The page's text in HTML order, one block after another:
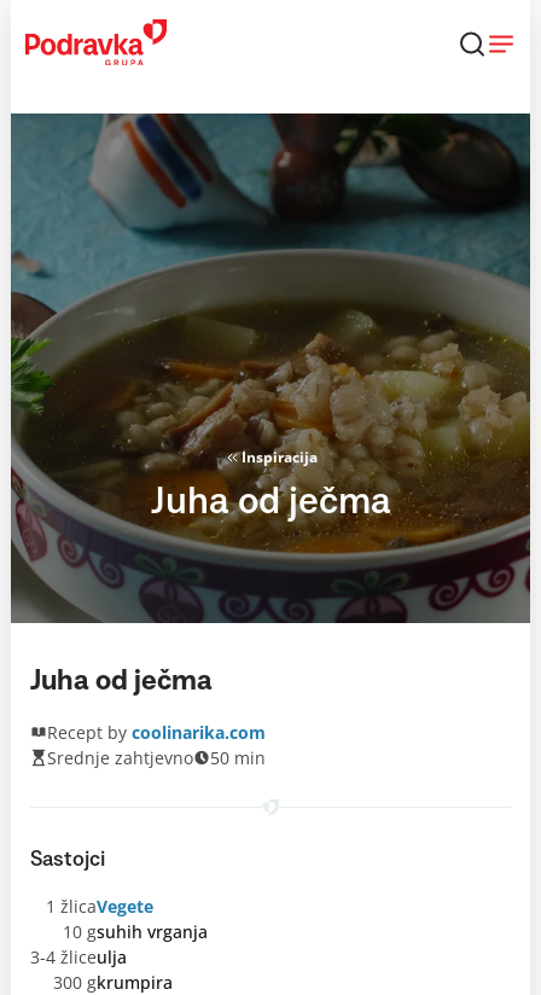
content
Inspiracija
Juha od ječma
Juha od ječma
Recept by coolinarika.com
Srednje zahtjevno
50 min
Sastojci
1 žlicaVegete
10 gsuhih vrganja
3-4 žliceulja
300 gkrumpira